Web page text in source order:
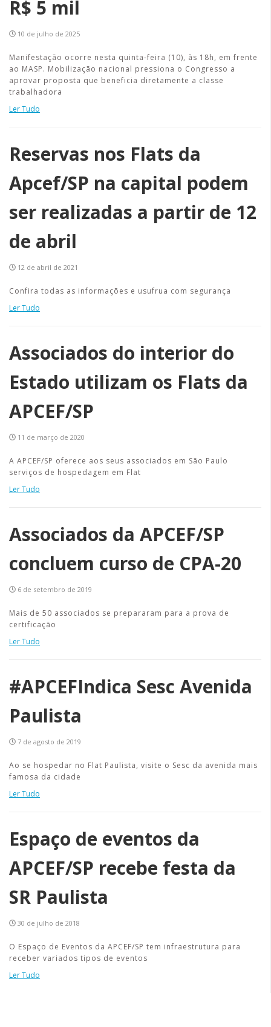
R$ 5 mil
10 de julho de 2025
Manifestação ocorre nesta quinta-feira (10), às 18h, em frente
ao MASP. Mobilização nacional pressiona o Congresso a
aprovar proposta que beneficia diretamente a classe
trabalhadora
Ler Tudo
Reservas nos Flats da
Apcef/SP na capital podem
ser realizadas a partir de 12
de abril
12 de abril de 2021
Confira todas as informações e usufrua com segurança
Ler Tudo
Associados do interior do
Estado utilizam os Flats da
APCEF/SP
11 de março de 2020
A APCEF/SP oferece aos seus associados em São Paulo
serviços de hospedagem em Flat
Ler Tudo
Associados da APCEF/SP
concluem curso de CPA-20
6 de setembro de 2019
Mais de 50 associados se prepararam para a prova de
certificação
Ler Tudo
#APCEFIndica Sesc Avenida
Paulista
7 de agosto de 2019
Ao se hospedar no Flat Paulista, visite o Sesc da avenida mais
famosa da cidade
Ler Tudo
Espaço de eventos da
APCEF/SP recebe festa da
SR Paulista
30 de julho de 2018
O Espaço de Eventos da APCEF/SP tem infraestrutura para
receber variados tipos de eventos
Ler Tudo